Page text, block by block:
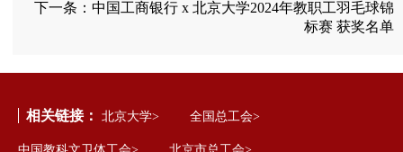
下一条： 中国工商银行 x 北京大学2024年教职工羽毛球锦
标赛 获奖名单
相关链接： 北京大学> 全国总工会>